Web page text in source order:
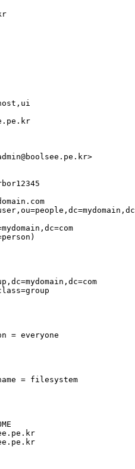
= everyone
= filesystem